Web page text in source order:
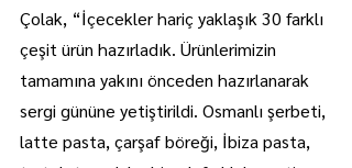
Çolak, “İçecekler hariç yaklaşık 30 farklı
çeşit ürün hazırladık. Ürünlerimizin
tamamına yakını önceden hazırlanarak
sergi gününe yetiştirildi. Osmanlı şerbeti,
latte pasta, çarşaf böreği, İbiza pasta,